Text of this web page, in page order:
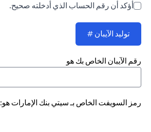
أؤكد أن رقم الحساب الذي أدخلته صحيح.
توليد الآيبان #
رقم الآيبان الخاص بك هو
رمز السويفت الخاص بـ سيتي بنك الإمارات هو: CITIAEAD